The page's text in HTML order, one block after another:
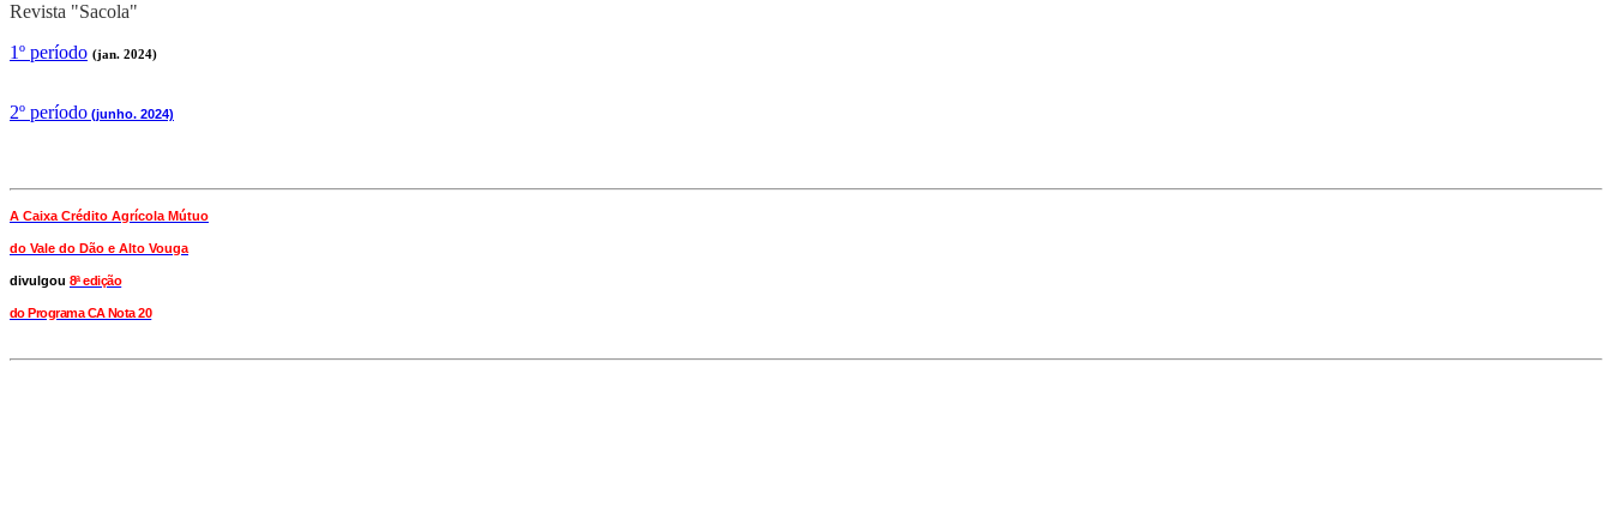
Revista "Sacola"
1º período (jan. 2024)
2º período (junho. 2024)
A Caixa Crédito Agrícola Mútuo
do Vale do Dão e Alto Vouga
divulgou 8ª edição
do Programa CA Nota 20